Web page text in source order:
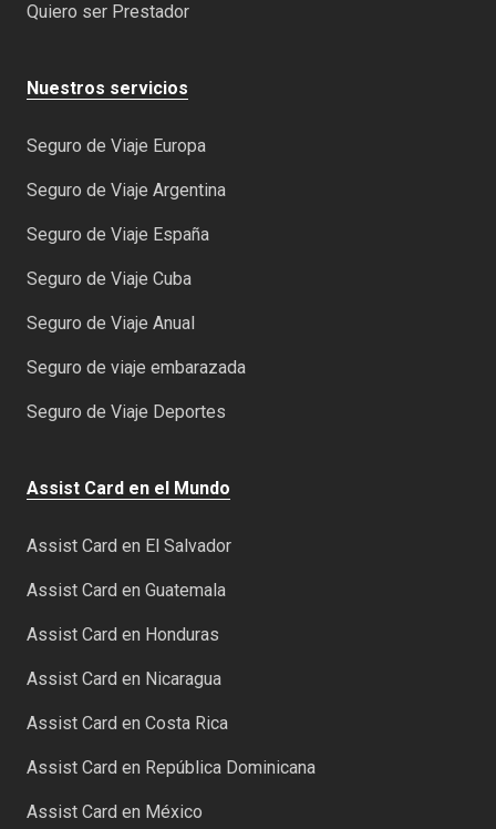
Quiero ser Prestador
Nuestros servicios
Seguro de Viaje Europa
Seguro de Viaje Argentina
Seguro de Viaje España
Seguro de Viaje Cuba
Seguro de Viaje Anual
Seguro de viaje embarazada
Seguro de Viaje Deportes
Assist Card en el Mundo
Assist Card en El Salvador
Assist Card en Guatemala
Assist Card en Honduras
Assist Card en Nicaragua
Assist Card en Costa Rica
Assist Card en República Dominicana
Assist Card en México